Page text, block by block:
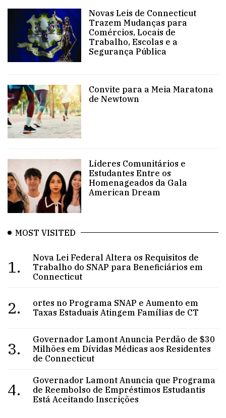
Novas Leis de Connecticut
Trazem Mudanças para
Comércios, Locais de
Trabalho, Escolas e a
Segurança Pública
Convite para a Meia Maratona
de Newtown
Líderes Comunitários e
Estudantes Entre os
Homenageados da Gala
American Dream
MOST VISITED
1.
Nova Lei Federal Altera os Requisitos de
Trabalho do SNAP para Beneficiários em
Connecticut
2.
ortes no Programa SNAP e Aumento em
Taxas Estaduais Atingem Famílias de CT
3.
Governador Lamont Anuncia Perdão de $30
Milhões em Dívidas Médicas aos Residentes
de Connecticut
4.
Governador Lamont Anuncia que Programa
de Reembolso de Empréstimos Estudantis
Está Aceitando Inscrições